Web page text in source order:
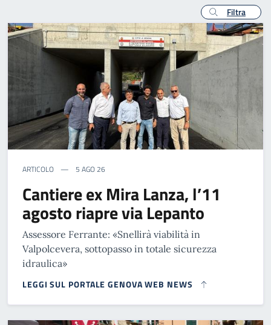
Filtra
ARTICOLO 5 AGO 26
Cantiere ex Mira Lanza, l’11
agosto riapre via Lepanto
Assessore Ferrante: «Snellirà viabilità in
Valpolcevera, sottopasso in totale sicurezza
idraulica»
LEGGI SUL PORTALE GENOVA WEB NEWS